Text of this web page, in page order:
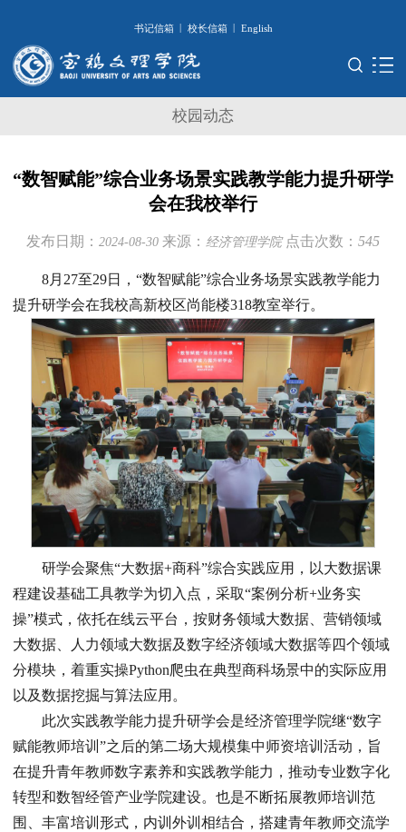
书记信箱 | 校长信箱 | English
校园动态
“数智赋能”综合业务场景实践教学能力提升研学
会在我校举行
发布日期： 2024-08-30 来源： 经济管理学院 点击次数： 545
8月27至29日，“数智赋能”综合业务场景实践教学能力
提升研学会在我校高新校区尚能楼318教室举行。
研学会聚焦“大数据+商科”综合实践应用，以大数据课
程建设基础工具教学为切入点，采取“案例分析+业务实
操”模式，依托在线云平台，按财务领域大数据、营销领域
大数据、人力领域大数据及数字经济领域大数据等四个领域
分模块，着重实操Python爬虫在典型商科场景中的实际应用
以及数据挖掘与算法应用。
此次实践教学能力提升研学会是经济管理学院继“数字
赋能教师培训”之后的第二场大规模集中师资培训活动，旨
在提升青年教师数字素养和实践教学能力，推动专业数字化
转型和数智经管产业学院建设。也是不断拓展教师培训范
围、丰富培训形式，内训外训相结合，搭建青年教师交流学